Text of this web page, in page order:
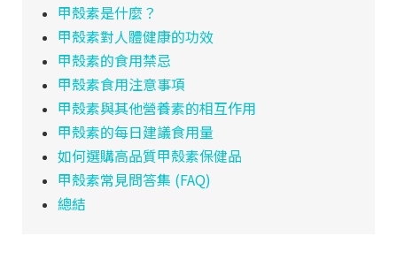
甲殼素是什麼？
甲殼素對人體健康的功效
甲殼素的食用禁忌
甲殼素食用注意事項
甲殼素與其他營養素的相互作用
甲殼素的每日建議食用量
如何選購高品質甲殼素保健品
甲殼素常見問答集 (FAQ)
總結